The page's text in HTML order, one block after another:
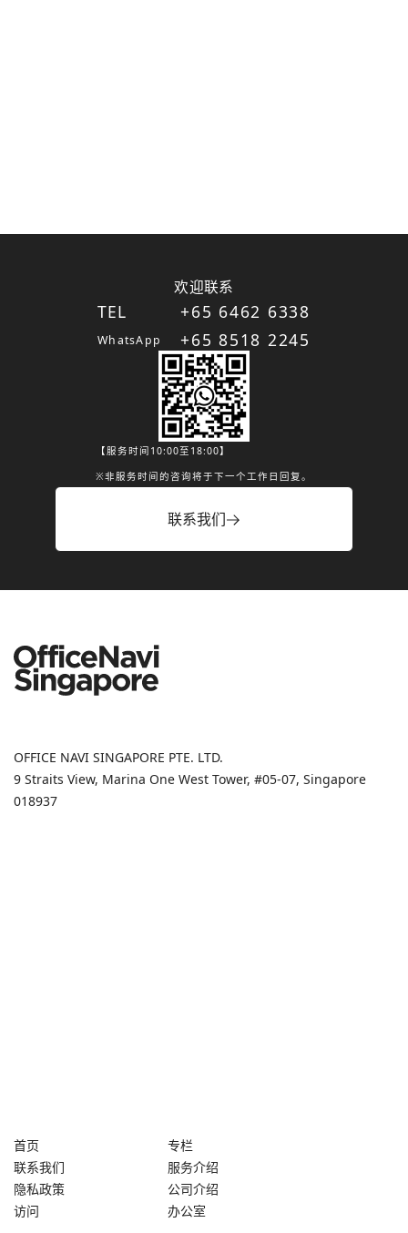
欢迎联系
TEL
WhatsApp
+65 6462 6338
+65 8518 2245
【服务时间10:00至18:00】
※非服务时间的咨询将于下一个工作日回复。
联系我们
OFFICE NAVI SINGAPORE PTE. LTD.
9 Straits View, Marina One West Tower, #05-07, Singapore
018937
首页
专栏
联系我们
服务介绍
隐私政策
公司介绍
访问
办公室